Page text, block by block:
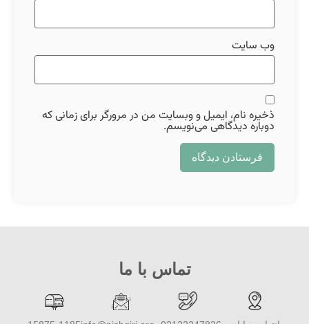
وب‌ سایت
ذخیره نام، ایمیل و وبسایت من در مرورگر برای زمانی که
دوباره دیدگاهی می‌نویسم.
تماس با ما